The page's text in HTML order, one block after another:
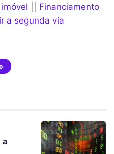
Financiamento
a segunda via
a